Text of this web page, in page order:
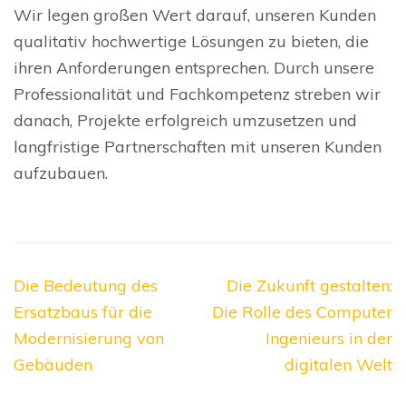
Wir legen großen Wert darauf, unseren Kunden
qualitativ hochwertige Lösungen zu bieten, die
ihren Anforderungen entsprechen. Durch unsere
Professionalität und Fachkompetenz streben wir
danach, Projekte erfolgreich umzusetzen und
langfristige Partnerschaften mit unseren Kunden
aufzubauen.
Beitragsnavigation
Die Bedeutung des
Ersatzbaus für die
Modernisierung von
Gebäuden
Die Zukunft gestalten:
Die Rolle des Computer
Ingenieurs in der
digitalen Welt